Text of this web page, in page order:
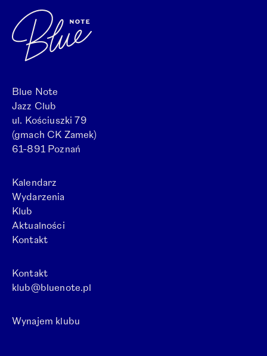
Blue Note
Jazz Club
ul. Kościuszki 79
(gmach CK Zamek)
61-891 Poznań
Kalendarz
Wydarzenia
Klub
Aktualności
Kontakt
Kontakt
klub@bluenote.pl
Wynajem klubu